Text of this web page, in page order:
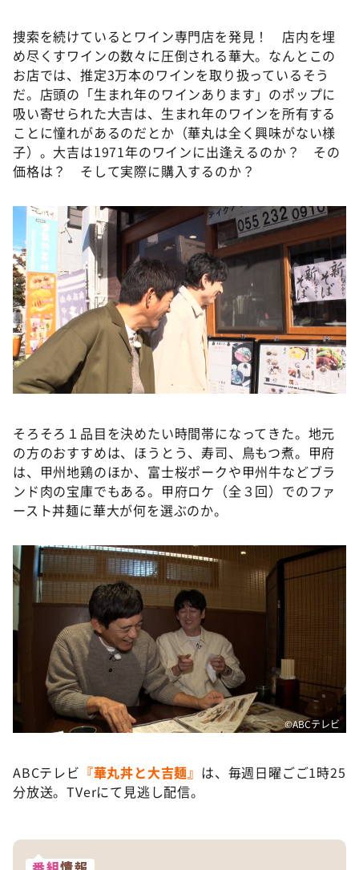
捜索を続けているとワイン専門店を発見！ 店内を埋
め尽くすワインの数々に圧倒される華大。なんとこの
お店では、推定3万本のワインを取り扱っているそう
だ。店頭の「生まれ年のワインあります」のポップに
吸い寄せられた大吉は、生まれ年のワインを所有する
ことに憧れがあるのだとか（華丸は全く興味がない様
子）。大吉は1971年のワインに出逢えるのか？ その
価格は？ そして実際に購入するのか？
©️ABCテレビ
そろそろ１品目を決めたい時間帯になってきた。地元
の方のおすすめは、ほうとう、寿司、鳥もつ煮。甲府
は、甲州地鶏のほか、富士桜ポークや甲州牛などブラ
ンド肉の宝庫でもある。甲府ロケ（全３回）でのファ
ースト丼麺に華大が何を選ぶのか。
©️ABCテレビ
ABCテレビ 『華丸丼と大吉麺』 は、毎週日曜ごご1時25
分放送。TVerにて見逃し配信。